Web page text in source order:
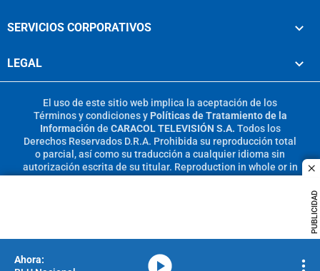
PUBLICIDAD
SERVICIOS CORPORATIVOS
LEGAL
El uso de este sitio web implica la aceptación de los
Términos y condicionesy Políticas de Tratamiento de la
Información de CARACOL TELEVISIÓN S.A. Todos los
Derechos Reservados D.R.A. Prohibida su reproducción total
o parcial, así como su traducción a cualquier idioma sin
autorización escrita de su titular. Reproduction in whole or in